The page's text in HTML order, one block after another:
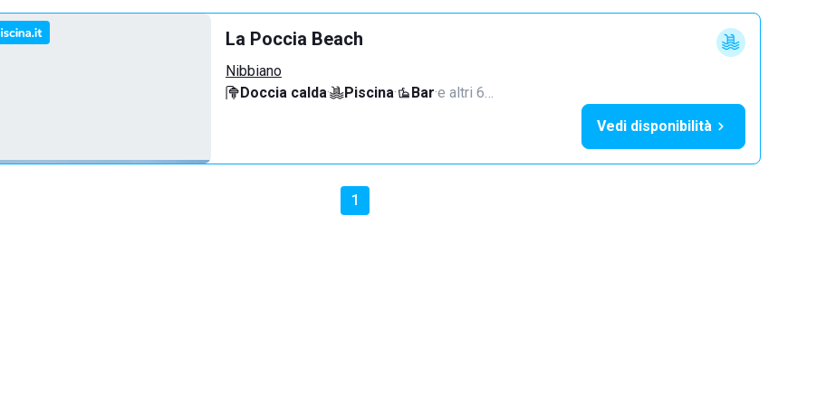
La Poccia Beach
Nibbiano
Doccia calda· Piscina· Bar·e altri 6…
Vedi disponibilità
1